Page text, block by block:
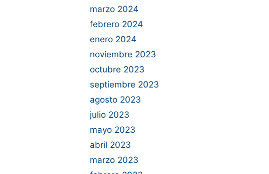
marzo 2024
febrero 2024
enero 2024
noviembre 2023
octubre 2023
septiembre 2023
agosto 2023
julio 2023
mayo 2023
abril 2023
marzo 2023